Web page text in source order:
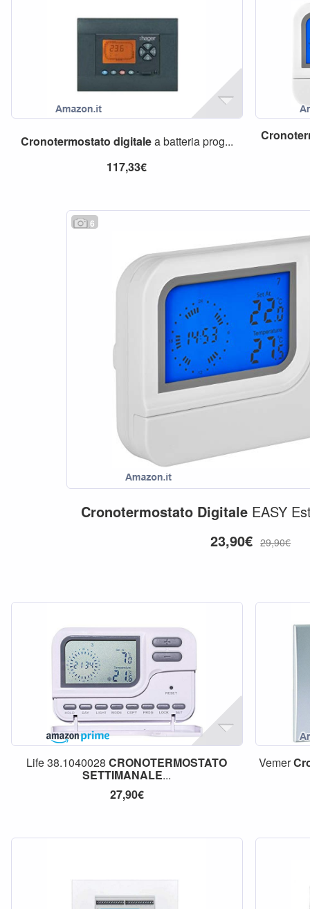
Cronotermostato digitalea batteria prog...
117,33€
6
Cronotermostato Digitale EASY
23,90€ 29,90€
Life 38.1040028CRONOTERMOSTATO
SETTIMANALE...
27,90€
Vemer